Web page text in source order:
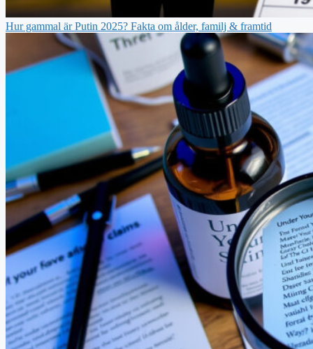
Hur gammal är Putin 2025? Fakta om ålder, familj & framtid